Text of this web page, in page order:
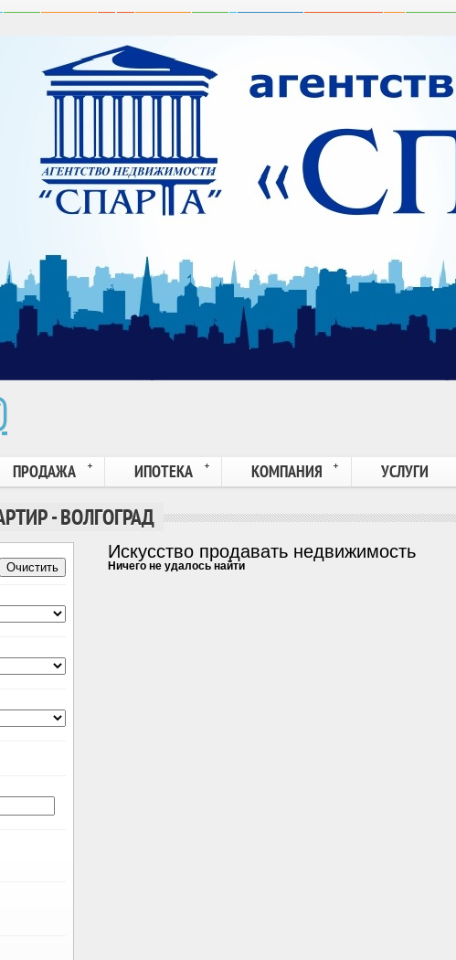
ПРОДАЖА ИПОТЕКА КОМПАНИЯ УСЛУГИ
- ВОЛГОГРАД
Очистить
Искусство продавать недвижимость
Ничего не удалось найти